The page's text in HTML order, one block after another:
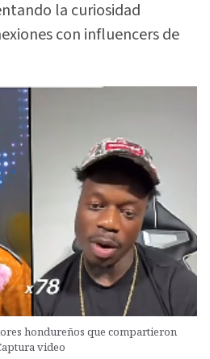
la curiosidad
con influencers de
hondureños que compartieron
video